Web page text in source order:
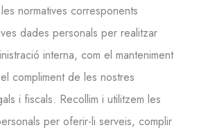
normatives corresponents
dades personals per realitzar
interna, com el manteniment
compliment de les nostres
i fiscals. Recollim i utilitzem les
per oferir-li serveis, complir